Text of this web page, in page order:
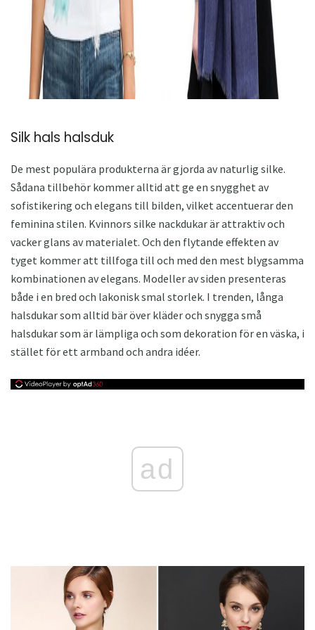
Silk hals halsduk
De mest populära produkterna är gjorda av naturlig silke.
Sådana tillbehör kommer alltid att ge en snygghet av
sofistikering och elegans till bilden, vilket accentuerar den
feminina stilen. Kvinnors silke nackdukar är attraktiv och
vacker glans av materialet. Och den flytande effekten av
tyget kommer att tillfoga till och med den mest blygsamma
kombinationen av elegans. Modeller av siden presenteras
både i en bred och lakonisk smal storlek. I trenden, långa
halsdukar som alltid bär över kläder och snygga små
halsdukar som är lämpliga och som dekoration för en väska, i
stället för ett armband och andra idéer.
ad